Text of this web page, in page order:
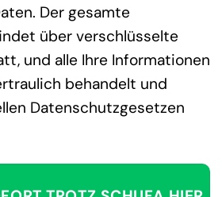
Der gesamte
über verschlüsselte
und alle Ihre Informationen
behandelt und
Datenschutzgesetzen